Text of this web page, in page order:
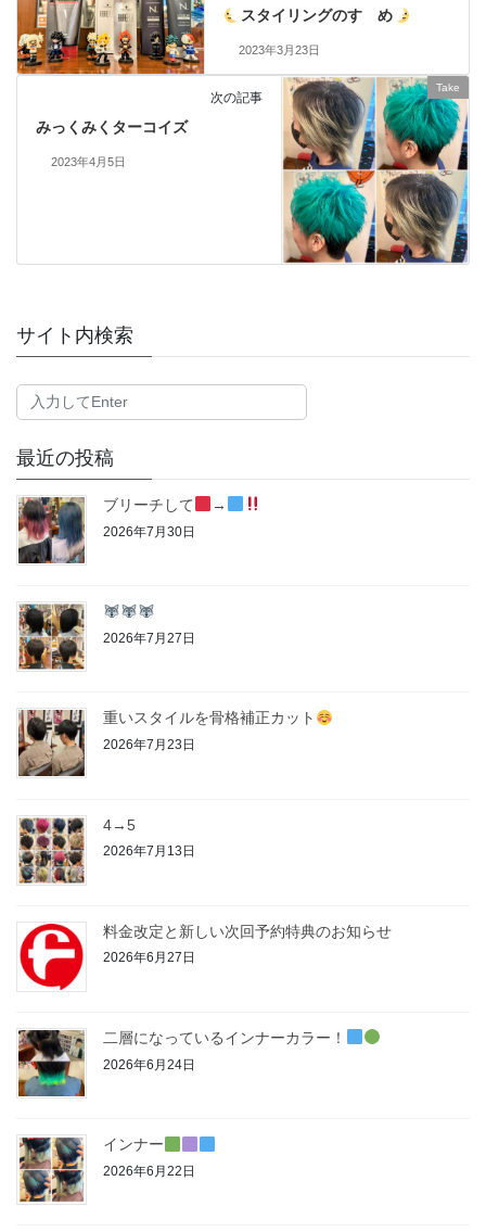
スタイリングのすゝめ
2023年3月23日
Take
次の記事
みっくみくターコイズ
2023年4月5日
サイト内検索
最近の投稿
ブリーチして →
2026年7月30日
2026年7月27日
重いスタイルを骨格補正カット
2026年7月23日
4→5
2026年7月13日
料金改定と新しい次回予約特典のお知らせ
2026年6月27日
二層になっているインナーカラー！
2026年6月24日
インナー
2026年6月22日